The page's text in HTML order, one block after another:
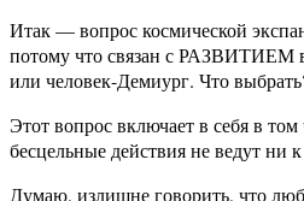
Итак — вопрос космической
потому что связан с РАЗВИТИЕМ
или человек-Демиург. Что
Этот вопрос включает в себя в
бесцельные действия не ведут ни
Думаю, излишне говорить, что